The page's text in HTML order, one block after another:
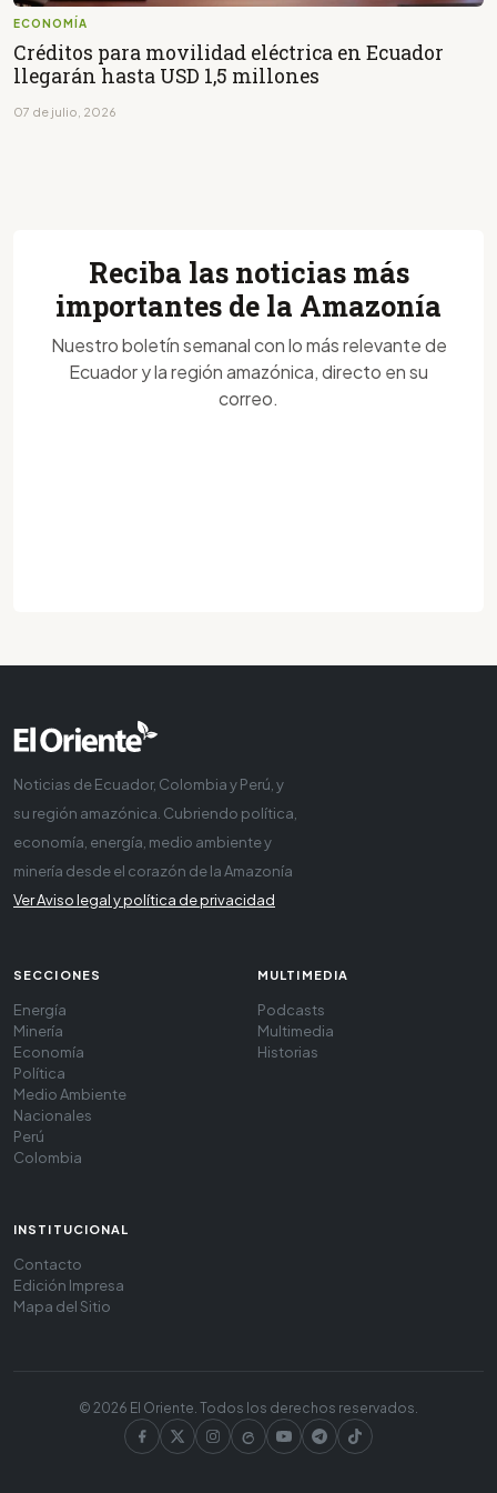
ECONOMÍA
Créditos para movilidad eléctrica en Ecuador
llegarán hasta USD 1,5 millones
07 de julio, 2026
Reciba las noticias más
importantes de la Amazonía
Nuestro boletín semanal con lo más relevante de
Ecuador y la región amazónica, directo en su
correo.
Noticias de Ecuador, Colombia y Perú, y
su región amazónica. Cubriendo política,
economía, energía, medio ambiente y
minería desde el corazón de la Amazonía
Ver Aviso legal y política de privacidad
SECCIONES
Energía
Minería
Economía
Política
Medio Ambiente
Nacionales
Perú
Colombia
MULTIMEDIA
Podcasts
Multimedia
Historias
INSTITUCIONAL
Contacto
Edición Impresa
Mapa del Sitio
© 2026 El Oriente. Todos los derechos reservados.